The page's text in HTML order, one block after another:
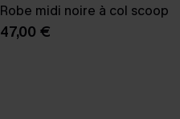
Robe midi noire à col scoop
47,00 €